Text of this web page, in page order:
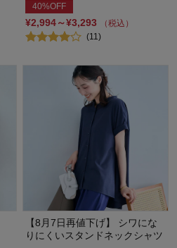
40%OFF
¥2,994～¥3,293
（税込）
(11)
【8月7日再値下げ】 シワにな
りにくいスタンドネックシャツ